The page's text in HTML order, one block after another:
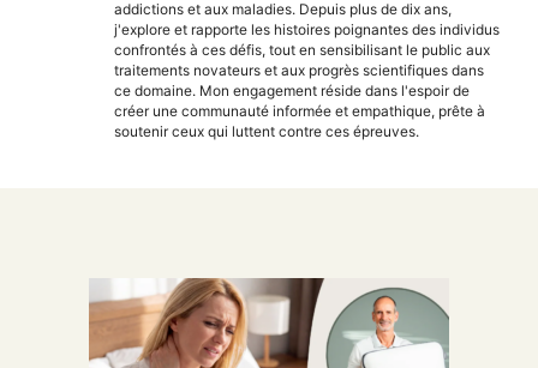
addictions et aux maladies. Depuis plus de dix ans,
j'explore et rapporte les histoires poignantes des individus
confrontés à ces défis, tout en sensibilisant le public aux
traitements novateurs et aux progrès scientifiques dans
ce domaine. Mon engagement réside dans l'espoir de
créer une communauté informée et empathique, prête à
soutenir ceux qui luttent contre ces épreuves.